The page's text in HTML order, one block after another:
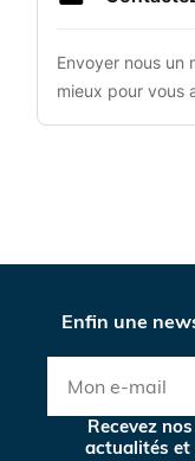
Enfin une
Recevez
actualités et